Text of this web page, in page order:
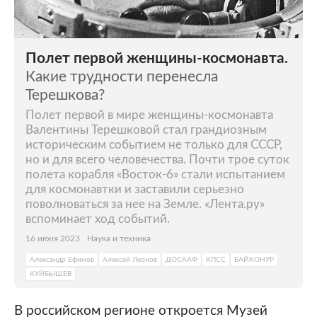
Полет первой женщины-космонавта.
Какие трудности перенесла
Терешкова?
Полет первой в мире женщины-космонавта
Валентины Терешковой стал грандиозным
историческим событием не только для СССР,
но и для всего человечества. Почти трое суток
полета корабля «Восток-6» стали испытанием
для космонавтки и заставили серьезно
поволноваться за нее на Земле. «Лента.ру»
вспоминает ход событий.
16 июня 2023 Наука и техника
Александр Ефимов Алексей Леонов ДОСААФ КПСС
БАЙКОНУР
КУЙБЫШЕВ
В российском регионе откроется Музей